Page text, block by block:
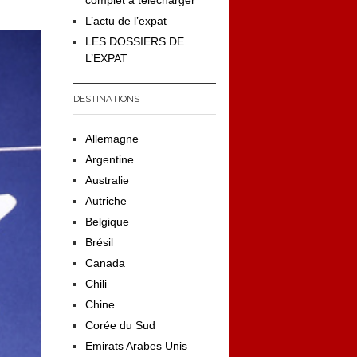
L’actu de l’expat
LES DOSSIERS DE
L’EXPAT
DESTINATIONS
Allemagne
Argentine
Australie
Autriche
Belgique
Brésil
Canada
Chili
Chine
Corée du Sud
Emirats Arabes Unis